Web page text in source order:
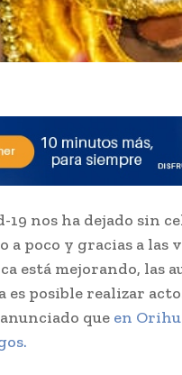
19 nos ha dejado sin
a poco y gracias a las
está mejorando, las
posible realizar
que en